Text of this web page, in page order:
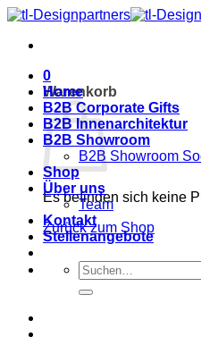
Zum
springen
0
Warenkorb
Es befinden sich keine
Zurück zum Shop
Home
B2B Corporate Gifts
B2B Innenarchitektur
B2B Showroom
B2B Showroom
Shop
Über uns
Team
Kontakt
Stellenangebote
Suche
nach: